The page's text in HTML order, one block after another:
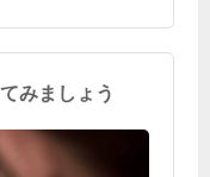
みましょう